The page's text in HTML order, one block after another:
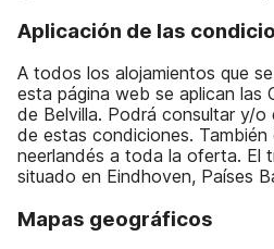
Aplicación de las
A todos los alojamientos que
esta página web se aplican las
de Belvilla. Podrá consultar y/
de estas condiciones.
neerlandés a toda la oferta. El
situado en Eindhoven, Países
Mapas geográficos